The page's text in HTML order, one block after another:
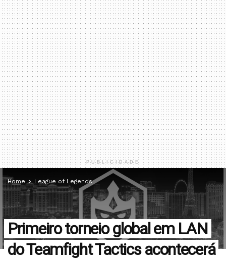
PUBLICIDADE
Home League of Legends
Primeiro torneio global em LAN
do Teamfight Tactics acontecerá